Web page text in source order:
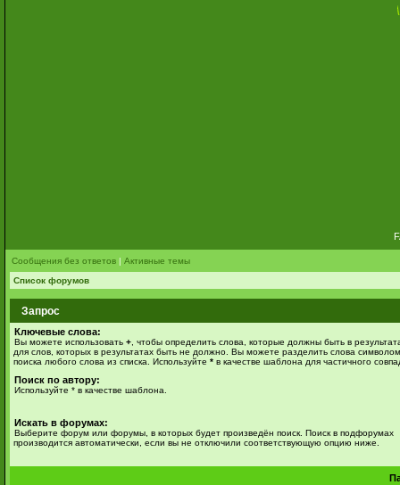
Сообщения без ответов | Активные темы
Список форумов
Запрос
Ключевые слова:
Вы можете использовать + , чтобы определить слова, которые должны быть в
для слов, которых в результатах быть не должно. Вы можете разделить слова
поиска любого слова из списка. Используйте * в качестве шаблона для частичного
Поиск по автору:
Используйте * в качестве шаблона.
Искать в форумах:
Выберите форум или форумы, в которых будет произведён поиск. Поиск в подфорумах
производится автоматически, если вы не отключили соответствующую опцию ниже.